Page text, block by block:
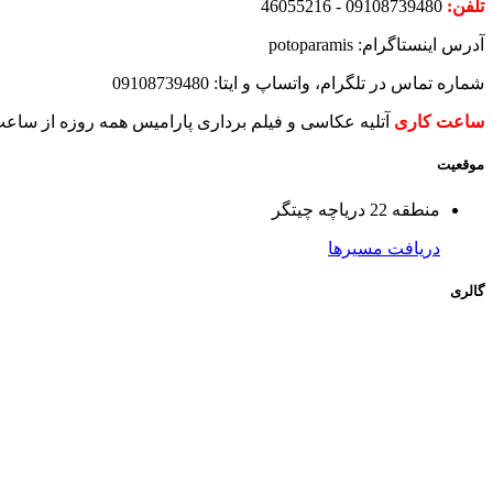
تلفن:
آدرس اینستاگرام: potoparamis
شماره تماس در تلگرام، واتساپ و ایتا: 09108739480
ساعت کاری آتلیه عکاسی و فیلم برداری پارامیس همه روزه از ساعت 8 صبح
موقعیت
منطقه 22 دریاچه چیتگر
دریافت مسیرها
گالری